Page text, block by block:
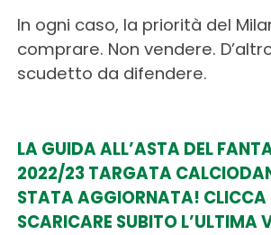
In ogni caso, la priorità del
comprare. Non vendere.
scudetto da difendere.
LA GUIDA ALL’ASTA DEL
2022/23 TARGATA
STATA AGGIORNATA! CLICCA
SCARICARE SUBITO L’ULTIMA